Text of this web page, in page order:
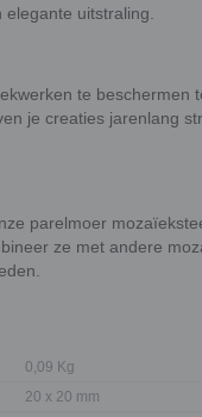
uitstraling.
te beschermen
je creaties jarenlang
parelmoer
ze met andere
0,09 Kg
20 x 20 mm